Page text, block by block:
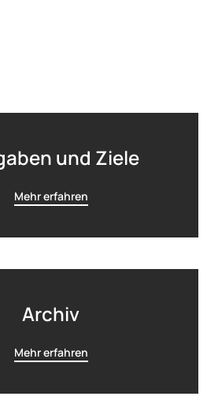
und Ziele
Mehr erfahren
Archiv
Mehr erfahren